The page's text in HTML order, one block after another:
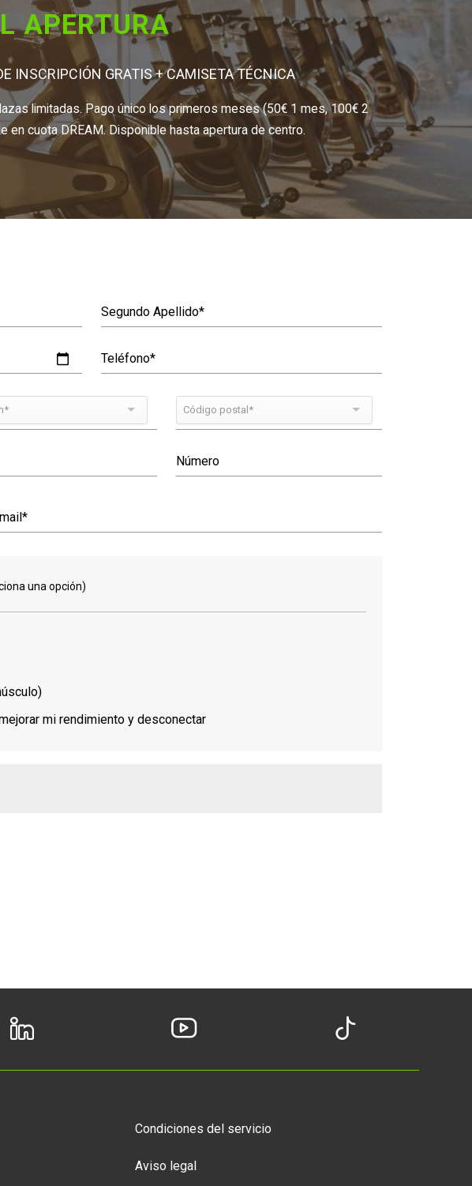
APERTURA
INSCRIPCIÓN GRATIS + CAMISETA TÉCNICA
limitadas. Pago único los primeros meses (50€ 1 mes, 100€ 2
cuota DREAM. Disponible hasta apertura de centro.
Código postal*
una opción)
mi rendimiento y desconectar
Condiciones del servicio
Aviso legal